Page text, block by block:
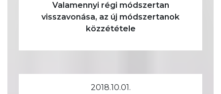
Valamennyi régi módszertan
visszavonása, az új módszertanok
közzététele
2018.10.01.